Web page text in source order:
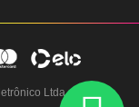
Ltda - CNPJ: